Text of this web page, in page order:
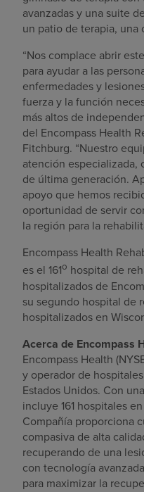
avanzadas y una suite
un patio de terapia, una
“Nos complace abrir
para ayudar a las
enfermedades y
fuerza y la función
más altos de
del Encompass Health
Fitchburg. “Nuestro
atención especializada,
de última generación.
apoyo que hemos
oportunidad de servir
la región para la
Encompass Health
es el 161o hospital de
hospitalizados de
su segundo hospital de
hospitalizados en
Acerca de Encompass
Encompass Health
y operador de
Estados Unidos. Con
incluye 161 hospitales
Compañía proporciona
compasiva de alta
recuperando de una
con tecnología
para maximizar la